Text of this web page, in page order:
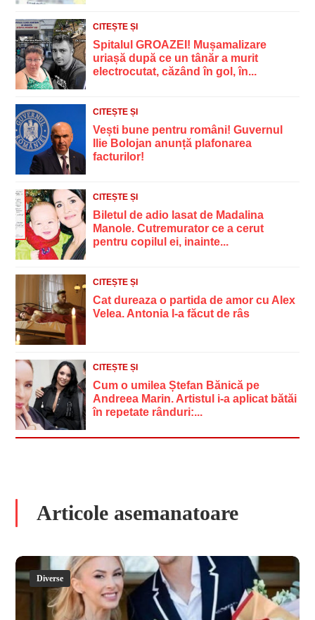
CITEȘTE ȘI
Spitalul GROAZEI! Mușamalizare
uriașă după ce un tânăr a murit
electrocutat, căzând în gol, în...
CITEȘTE ȘI
Vești bune pentru români! Guvernul
Ilie Bolojan anunță plafonarea
facturilor!
CITEȘTE ȘI
Biletul de adio lasat de Madalina
Manole. Cutremurator ce a cerut
pentru copilul ei, inainte...
CITEȘTE ȘI
Cat dureaza o partida de amor cu Alex
Velea. Antonia l-a făcut de râs
CITEȘTE ȘI
Cum o umilea Ștefan Bănică pe
Andreea Marin. Artistul i-a aplicat bătăi
în repetate rânduri:...
Articole asemanatoare
Diverse